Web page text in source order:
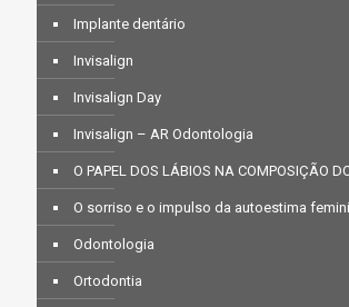
Implante dentário
Invisalign
Invisalign Day
Invisalign – AR Odontologia
O PAPEL DOS LÁBIOS NA COMPOSIÇÃO
O sorriso e o impulso da autoestima
Odontologia
Ortodontia